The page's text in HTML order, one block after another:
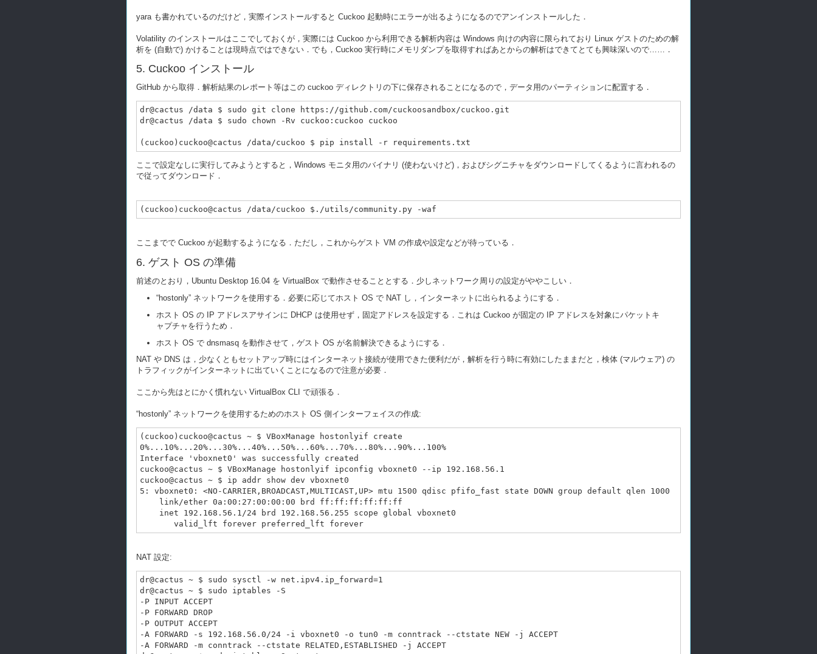
yara も書かれているのだけど，実際インストールすると Cuckoo 起動時にエラーが出るようになるのでアンインストールした．
Volatility のインストールはここでしておくが，実際には Cuckoo から利用できる解析内容は Windows 向けの内容に限られており Linux ゲストのための解
析を (自動で) かけることは現時点ではできない．でも，Cuckoo 実行時にメモリダンプを取得すればあとからの解析はできてとても興味深いので……．
5. Cuckoo インストール
GitHub から取得．解析結果のレポート等はこの cuckoo ディレクトリの下に保存されることになるので，データ用のパーティションに配置する．
dr@cactus /data $ sudo git clone https://github.com/cuckoosandbox/cuckoo.git
dr@cactus /data $ sudo chown -Rv cuckoo:cuckoo cuckoo
ここで設定なしに実行してみようとすると，Windows モニタ用のバイナリ (使わないけど)，およびシグニチャをダウンロードしてくるように言われるの
で従ってダウンロード．
ここまでで Cuckoo が起動するようになる．ただし，これからゲスト VM の作成や設定などが待っている．
6. ゲスト OS の準備
前述のとおり，Ubuntu Desktop 16.04 を VirtualBox で動作させることとする．少しネットワーク周りの設定がややこしい．
“hostonly” ネットワークを使用する．必要に応じてホスト OS で NAT し，インターネットに出られるようにする．
ホスト OS の IP アドレスアサインに DHCP は使用せず，固定アドレスを設定する．これは Cuckoo が固定の IP アドレスを対象にパケットキ
ャプチャを行うため．
ホスト OS で dnsmasq を動作させて，ゲスト OS が名前解決できるようにする．
NAT や DNS は，少なくともセットアップ時にはインターネット接続が使用できた便利だが，解析を行う時に有効にしたままだと，検体 (マルウェア) の
トラフィックがインターネットに出ていくことになるので注意が必要．
ここから先はとにかく慣れない VirtualBox CLI で頑張る．
“hostonly” ネットワークを使用するためのホスト OS 側インターフェイスの作成:
(cuckoo)cuckoo@cactus ~ $ VBoxManage hostonlyif create
0%...10%...20%...30%...40%...50%...60%...70%...80%...90%...100%
Interface 'vboxnet0' was successfully created
cuckoo@cactus ~ $ VBoxManage hostonlyif ipconfig vboxnet0 --ip 192.168.56.1
cuckoo@cactus ~ $ ip addr show dev vboxnet0
5: vboxnet0: <NO-CARRIER,BROADCAST,MULTICAST,UP> mtu 1500 qdisc pfifo_fast state DOWN group default qlen 1000
    link/ether 0a:00:27:00:00:00 brd ff:ff:ff:ff:ff:ff
    inet 192.168.56.1/24 brd 192.168.56.255 scope global vboxnet0
NAT 設定:
dr@cactus ~ $ sudo sysctl -w net.ipv4.ip_forward=1
dr@cactus ~ $ sudo iptables -S
-P INPUT ACCEPT
-P FORWARD DROP
-P OUTPUT ACCEPT
-A FORWARD -s 192.168.56.0/24 -i vboxnet0 -o tun0 -m conntrack --ctstate NEW -j ACCEPT
-A FORWARD -m conntrack --ctstate RELATED,ESTABLISHED -j ACCEPT